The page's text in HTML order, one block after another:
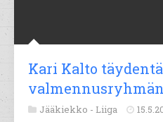
Kari Kalto
valmennusryhmän
Jääkiekko - Liiga